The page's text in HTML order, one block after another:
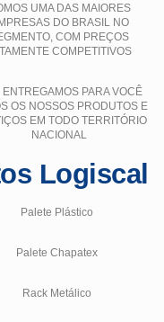
UMA DAS MAIORES
DO BRASIL NO
COM PREÇOS
COMPETITIVOS
ENTREGAMOS PARA VOCÊ
OS NOSSOS PRODUTOS E
EM TODO TERRITÓRIO
NACIONAL
Logiscal
Palete Plástico
Palete Chapatex
Rack Metálico